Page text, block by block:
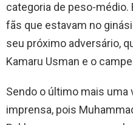
categoria de peso-médio.
fãs que estavam no
seu próximo adversário,
Kamaru Usman e o
Sendo o último mais uma
imprensa, pois